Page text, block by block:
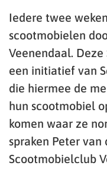
Iedere twee
scootmobielen
Veenendaal.
een initiatief van
die hiermee de
hun scootmobiel
komen waar ze
spraken Peter van
Scootmobielclub